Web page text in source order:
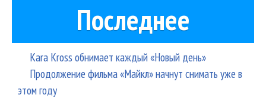
Последнее
Kara Kross обнимает каждый «Новый день»
Продолжение фильма «Майкл» начнут снимать уже в
этом году